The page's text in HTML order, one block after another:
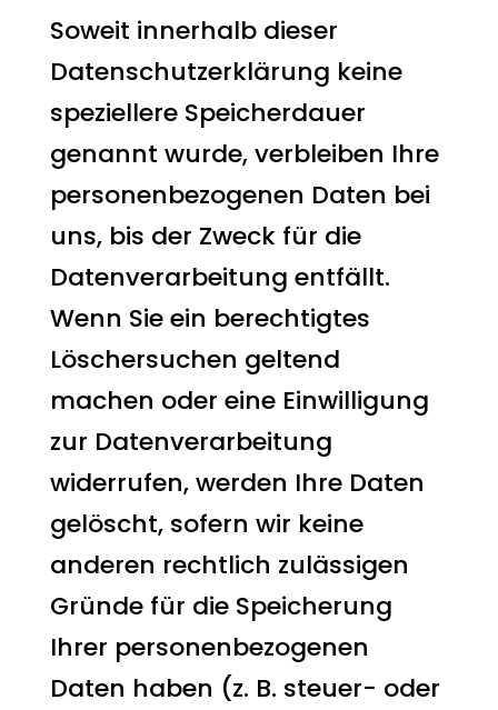
Soweit innerhalb dieser
Datenschutzerklärung keine
speziellere Speicherdauer
genannt wurde, verbleiben Ihre
personenbezogenen Daten bei
uns, bis der Zweck für die
Datenverarbeitung entfällt.
Wenn Sie ein berechtigtes
Löschersuchen geltend
machen oder eine Einwilligung
zur Datenverarbeitung
widerrufen, werden Ihre Daten
gelöscht, sofern wir keine
anderen rechtlich zulässigen
Gründe für die Speicherung
Ihrer personenbezogenen
Daten haben (z. B. steuer- oder